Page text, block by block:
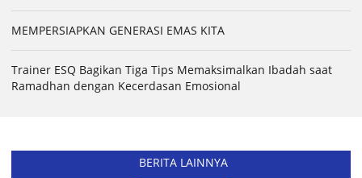
MEMPERSIAPKAN GENERASI EMAS KITA
Trainer ESQ Bagikan Tiga Tips Memaksimalkan Ibadah saat
Ramadhan dengan Kecerdasan Emosional
BERITA LAINNYA